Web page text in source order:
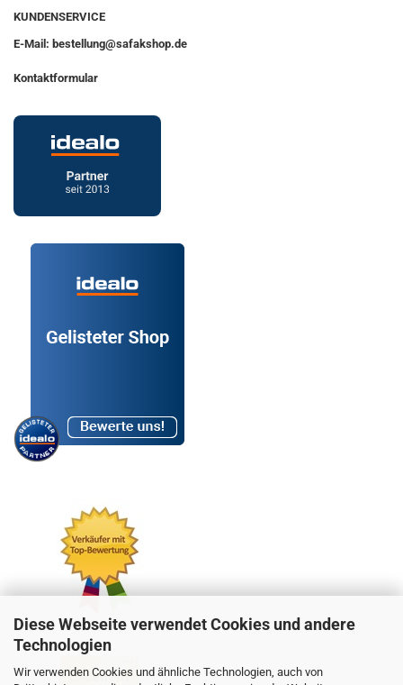
Diese Webseite verwendet Cookies und andere
Technologien
Wir verwenden Cookies und ähnliche Technologien, auch von
KUNDENSERVICE
E-Mail: bestellung@safakshop.de
Kontaktformular